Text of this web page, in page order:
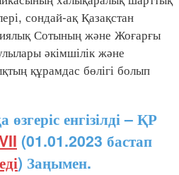
сондай-ақ Қазақстан
Сотының және Жоғарғы
әкімшілік және
құрамдас бөлігі болып
енгізілді – ҚР
(01.01.2023 бастап
) Заңымен.